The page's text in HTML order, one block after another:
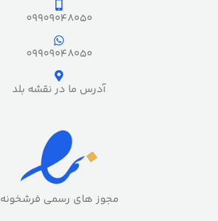
09909048050
09909048050
آدرس ما در نقشه بلد
مجوز های رسمی فرشخونه